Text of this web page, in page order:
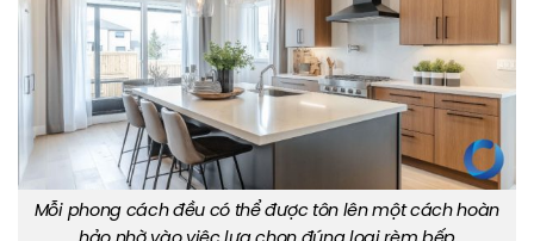
Mỗi phong cách đều có thể được tôn lên một cách hoàn